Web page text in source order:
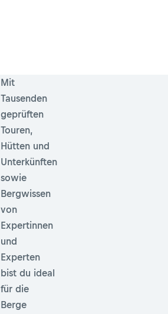
Mit
Tausenden
geprüften
Touren,
Hütten und
Unterkünften
sowie
Bergwissen
von
Expertinnen
und
Experten
bist du ideal
für die
Berge